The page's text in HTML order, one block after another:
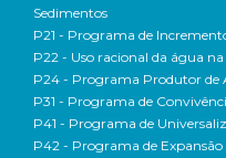
Sedimentos
P21 - Programa de
P22 - Uso racional da água
P24 - Programa Produtor de
P31 - Programa de
P41 - Programa de
P42 - Programa de